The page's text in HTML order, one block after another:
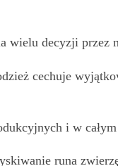
wielu decyzji przez
cechuje
i w całym
runa